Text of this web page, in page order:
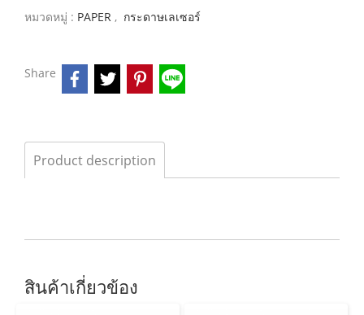
หมวดหมู่ : PAPER , กระดาษเลเซอร์
Share
Product description
สินค้าเกี่ยวข้อง